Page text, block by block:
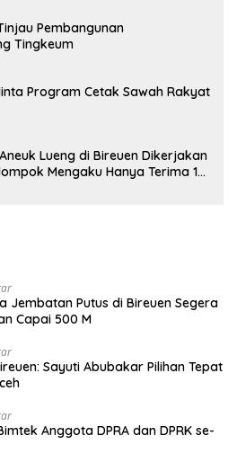
Pembangunan
Tingkeum
Program Cetak Sawah Rakyat
Lueng di Bireuen Dikerjakan
Mengaku Hanya Terima 10
Jembatan Putus di Bireuen Segera
Capai 500 M
Sayuti Abubakar Pilihan Tepat
Anggota DPRA dan DPRK se-